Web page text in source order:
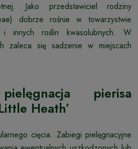
Jako przedstawiciel rodziny
dobrze rośnie w towarzystwie
i innych roślin kwasolubnych. W
zaleca się sadzenie w miejscach
pierisa
Heath’
cięcia. Zabiegi pielęgnacyjne